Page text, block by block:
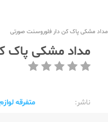
مداد مشکی پاک کن دار فلوروسنت صورتی
مداد مشکی پاک
ناشر:‌ متفرقه